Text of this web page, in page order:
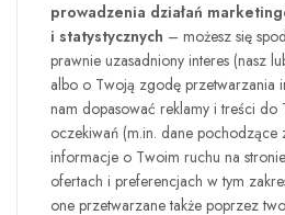
prowadzenia działań
i statystycznych – możesz się
prawnie uzasadniony interes (nasz
albo o Twoją zgodę przetwarzania
nam dopasować reklamy i treści do
oczekiwań (m.in. dane pochodzące
informacje o Twoim ruchu na
ofertach i preferencjach w tym
one przetwarzane także poprzez